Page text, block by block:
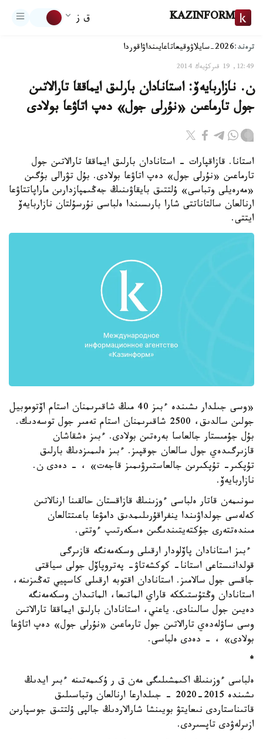
KAZINFORM ق ز
ترەند:2026-سايلاۋ وقيعاتاعايىنداۋاقوردا
12:49, 19 قىركۇيەك 2014
ن. نازاربايەۆ: استانادان بارلىق ايماققا تارالاتىن
جول تارماعىن «نۇرلى جول» دەپ اتاۋعا بولادى
استانا. قازاقپارات - استانادان بارلىق ايماققا تارالاتىن جول
تارماعىن «نۇرلى جول» دەپ اتاۋعا بولادى. بۇل تۋرالى بۇگىن
«مەرەيلى وتباسى» ۇلتتىق بايقاۋىنىڭ جەڭىمپازدارىن ماراپاتتاۋعا
ارنالعان سالتاناتتى شارا بارىسىندا ەلباسى نۇرسۇلتان نازاربايەۆ
ايتتى.
«وسى جىلدار ىشىندە ءبىز 40 مىڭ شاقىرىمنان استام اۆتوموبيل
جولىن سالدىق، 2500 شاقىرىمنان استام تەمىر جول توسەدىك.
بۇل جۇمىستار جالعاسا بەرەتىن بولادى. ءبىز ەشقاشان
قازىرگىدەي جول سالعان جوقپىز. ءبىز ەلىمىزدىڭ بارلىق
تۇپكىر- تۇپكىرىن جالعاستىرۋىمىز قاجەت» ، - دەدى ن.
نازاربايەۆ.
سونىمەن قاتار ەلباسى ءوزىنىڭ قازاقستان حالقىنا ارنالاتىن
كەلەسى جولداۋىندا ينفراقۇرىلىمدىق دامۋعا باعىتتالعان
مىندەتتەرى جۇكتەيتىندىگىن ەسكەرتىپ ءوتتى.
ءبىز استانادان پاۆلودار ارقىلى وسكەمەنگە قازىرگى
قولدانىستاعى استانا- كوكشەتاۋ- پەتروپاۆل جولى سياقتى
جاقسى جول سالامىز. استانادان اقتوبە ارقىلى كاسپيي تەڭىزىنە،
استانادان وڭتۇستىككە قاراي الماتىعا، الماتىدان وسكەمەنگە
دەيىن جول سالىنادى. ياعني، استانادان بارلىق ايماققا تارالاتىن
وسى ساۋلەدەي تارالاتىن جول تارماعىن «نۇرلى جول» دەپ اتاۋعا
بولادى» ، - دەدى ەلباسى.
*
ەلباسى ءوزىنىڭ اكىمشىلىگى مەن ق ر ۇكىمەتىنە ءبىر ايدىڭ
ىشىندە 2015-2020 - جىلدارعا ارنالعان وتباسىلىق
قاتىناستاردى نىعايتۋ بويىنشا شارالاردىڭ جالپى ۇلتتىق جوسپارىن
ازىرلەۋدى تاپسىردى.